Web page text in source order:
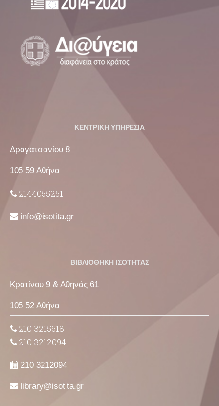
ΚΕΝΤΡΙΚΗ ΥΠΗΡΕΣΙΑ
Δραγατσανίου 8
105 59 Αθήνα
2144055251
info isotita gr
ΒΙΒΛΙΟΘΗΚΗ ΙΣΟΤΗΤΑΣ
Κρατίνου 9 & Αθηνάς 61
105 52 Αθήνα
210 3215618
210 3212094
210 3212094
library isotita gr